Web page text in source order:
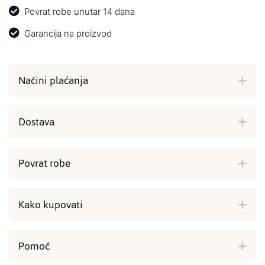
Povrat robe unutar 14 dana
Garancija na proizvod
Načini plaćanja
Dostava
Povrat robe
Kako kupovati
Pomoć